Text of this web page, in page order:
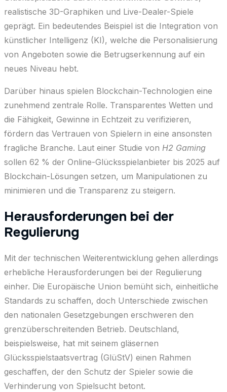
realistische 3D-Graphiken und Live-Dealer-Spiele
geprägt. Ein bedeutendes Beispiel ist die Integration von
künstlicher Intelligenz (KI), welche die Personalisierung
von Angeboten sowie die Betrugserkennung auf ein
neues Niveau hebt.
Darüber hinaus spielen Blockchain-Technologien eine
zunehmend zentrale Rolle. Transparentes Wetten und
die Fähigkeit, Gewinne in Echtzeit zu verifizieren,
fördern das Vertrauen von Spielern in eine ansonsten
fragliche Branche. Laut einer Studie von H2 Gaming
sollen 62 % der Online-Glücksspielanbieter bis 2025 auf
Blockchain-Lösungen setzen, um Manipulationen zu
minimieren und die Transparenz zu steigern.
Herausforderungen bei der
Regulierung
Mit der technischen Weiterentwicklung gehen allerdings
erhebliche Herausforderungen bei der Regulierung
einher. Die Europäische Union bemüht sich, einheitliche
Standards zu schaffen, doch Unterschiede zwischen
den nationalen Gesetzgebungen erschweren den
grenzüberschreitenden Betrieb. Deutschland,
beispielsweise, hat mit seinem gläsernen
Glücksspielstaatsvertrag (GlüStV) einen Rahmen
geschaffen, der den Schutz der Spieler sowie die
Verhinderung von Spielsucht betont.